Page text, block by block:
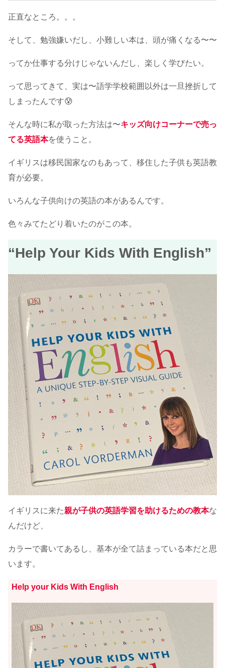
正直なところ。。。
そして、勉強嫌いだし、小難しい本は、頭が痛くなる〜〜
ってか仕事する分けじゃないんだし、楽しく学びたい。
って思ってきて、実は〜語学学校範囲以外は一旦挫折して
しまったんです😰
そんな時に私が取った方法は〜キッズ向けコーナーで売っ
てる英語本を使うこと。
イギリスは移民国家なのもあって、移住した子供も英語教
育が必要。
いろんな子供向けの英語の本があるんです。
色々みてたどり着いたのがこの本。
“Help Your Kids With English”
イギリスに来た親が子供の英語学習を助けるための教本な
んだけど、
カラーで書いてあるし、基本が全て詰まっている本だと思
います。
Help your Kids With English